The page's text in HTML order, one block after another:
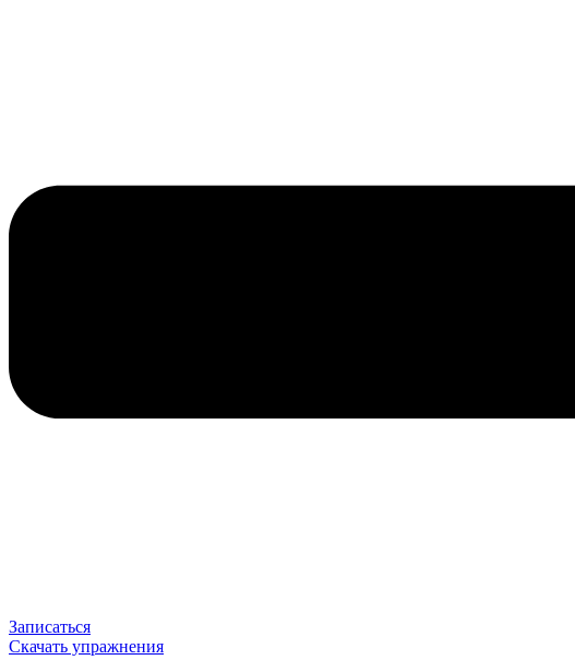
Записаться
Скачать упражнения